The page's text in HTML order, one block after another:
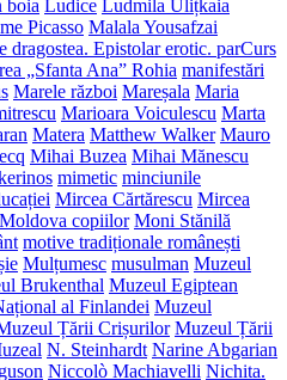
boia Ludice Ludmila Ulițkaia
Picasso Malala Yousafzai
dragostea. Epistolar erotic. parCurs
„Sfanta Ana” Rohia manifestări
Marele război Mareșala Maria
Marioara Voiculescu Marta
Matera Matthew Walker Mauro
Mihai Buzea Mihai Mănescu
mimetic minciunile
Mircea Cărtărescu Mircea
Moldova copiilor Moni Stănilă
motive tradiționale românești
Mulțumesc musulman Muzeul
Brukenthal Muzeul Egiptean
al Finlandei Muzeul
Țării Crișurilor Muzeul Țării
N. Steinhardt Narine Abgarian
Niccolò Machiavelli Nichita.